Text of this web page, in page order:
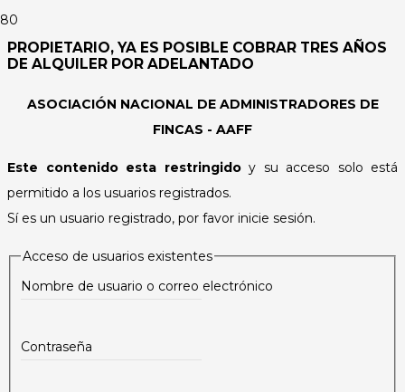
PROPIETARIO, YA ES POSIBLE COBRAR TRES AÑOS
DE ALQUILER POR ADELANTADO
ASOCIACIÓN NACIONAL DE ADMINISTRADORES DE
FINCAS - AAFF
Este contenido esta restringidoy su acceso solo está
permitido a los usuarios registrados.
Sí es un usuario registrado, por favor inicie sesión.
Acceso de usuarios existentes
Nombre de usuario o correo electrónico
Contraseña